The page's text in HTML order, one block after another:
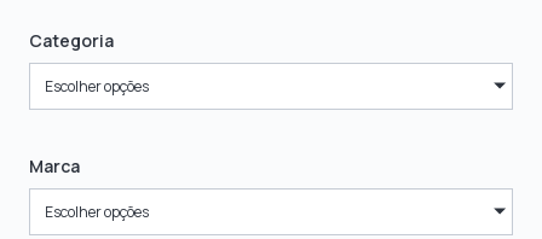
Categoria
Escolher opções
Marca
Escolher opções